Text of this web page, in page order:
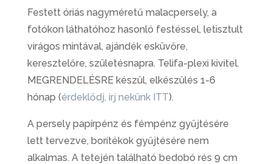
Festett óriás nagyméretű malacpersely, a
fotókon láthatóhoz hasonló festéssel, letisztult
virágos mintával, ajándék esküvőre,
keresztelőre, születésnapra. Telifa-plexi kivitel.
MEGRENDELÉSRE készül, elkészülés 1-6
hónap (érdeklődj, írj nekünk ITT).
A persely papírpénz és fémpénz gyűjtésére
lett tervezve, borítékok gyűjtésére nem
alkalmas. A tetején található bedobó rés 9 cm